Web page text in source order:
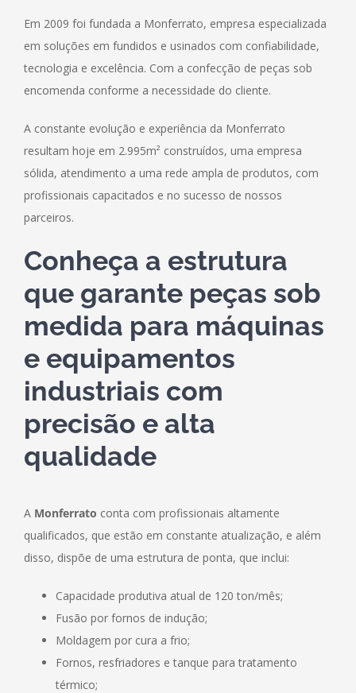
Em 2009 foi fundada a Monferrato, empresa especializada
em soluções em fundidos e usinados com confiabilidade,
tecnologia e excelência. Com a confecção de peças sob
encomenda conforme a necessidade do cliente.
A constante evolução e experiência da Monferrato
resultam hoje em 2.995m² construídos, uma empresa
sólida, atendimento a uma rede ampla de produtos, com
profissionais capacitados e no sucesso de nossos
parceiros.
Conheça a estrutura
que garante peças sob
medida para máquinas
e equipamentos
industriais com
precisão e alta
qualidade
A Monferrato conta com profissionais altamente
qualificados, que estão em constante atualização, e além
disso, dispõe de uma estrutura de ponta, que inclui:
Capacidade produtiva atual de 120 ton/mês;
Fusão por fornos de indução;
Moldagem por cura a frio;
Fornos, resfriadores e tanque para tratamento
térmico;